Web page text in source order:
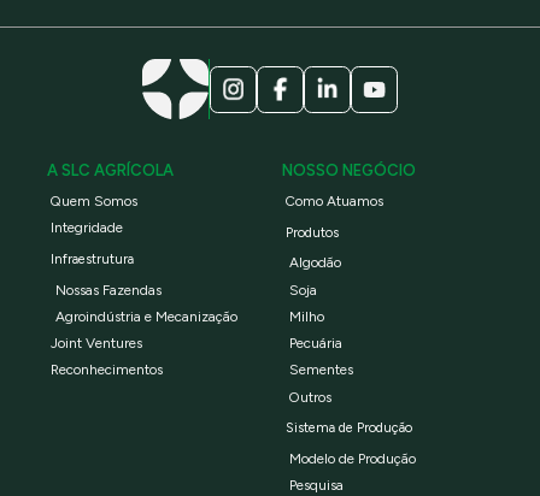
A SLC AGRÍCOLA
Quem Somos
Integridade
Infraestrutura
Nossas Fazendas
Agroindústria e Mecanização
Joint Ventures
Reconhecimentos
NOSSO NEGÓCIO
Como Atuamos
Produtos
Algodão
Soja
Milho
Pecuária
Sementes
Outros
Sistema de Produção
Modelo de Produção
Pesquisa